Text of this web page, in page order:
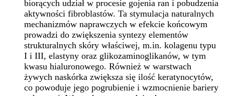
biorących udział w procesie gojenia ran i pobudzenia
aktywności fibroblastów. Ta stymulacja naturalnych
mechanizmów naprawczych w efekcie końcowym
prowadzi do zwiększenia syntezy elementów
strukturalnych skóry właściwej, m.in. kolagenu typu
I i III, elastyny oraz glikozaminoglikanów, w tym
kwasu hialuronowego. Również w warstwach
żywych naskórka zwiększa się ilość keratynocytów,
co powoduje jego pogrubienie i wzmocnienie bariery